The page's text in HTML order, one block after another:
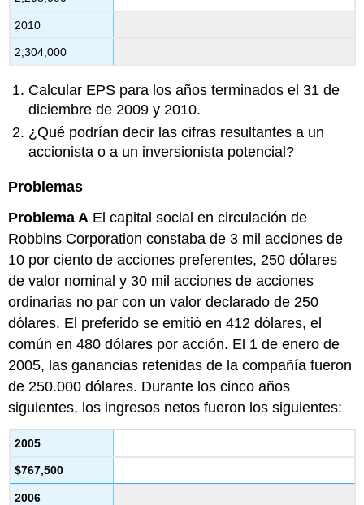
2010
2,304,000
Calcular EPS para los años terminados el 31 de
diciembre de 2009 y 2010.
¿Qué podrían decir las cifras resultantes a un
accionista o a un inversionista potencial?
Problemas
Problema A El capital social en circulación de
Robbins Corporation constaba de 3 mil acciones de
10 por ciento de acciones preferentes, 250 dólares
de valor nominal y 30 mil acciones de acciones
ordinarias no par con un valor declarado de 250
dólares. El preferido se emitió en 412 dólares, el
común en 480 dólares por acción. El 1 de enero de
2005, las ganancias retenidas de la compañía fueron
de 250.000 dólares. Durante los cinco años
siguientes, los ingresos netos fueron los siguientes:
2005
$767,500
2006